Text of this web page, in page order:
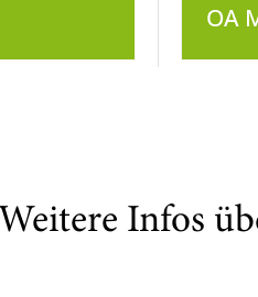
OA
Weitere Infos